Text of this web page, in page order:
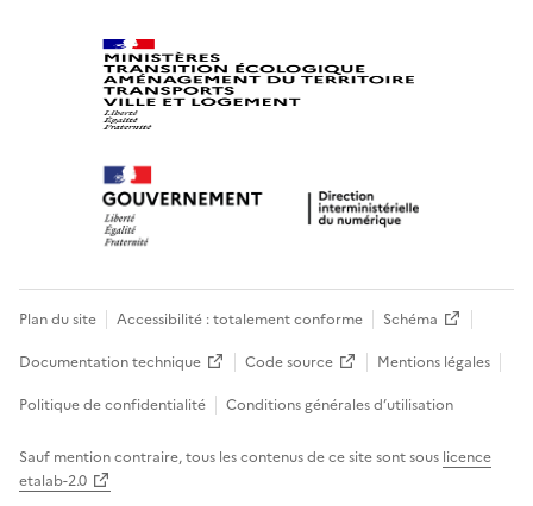
Plan du site Accessibilité : totalement conforme
Schéma
Documentation technique
Code source
Mentions légales
Politique de confidentialité
Conditions générales d’utilisation
Sauf mention contraire, tous les contenus de ce site sont sous licence
etalab-2.0